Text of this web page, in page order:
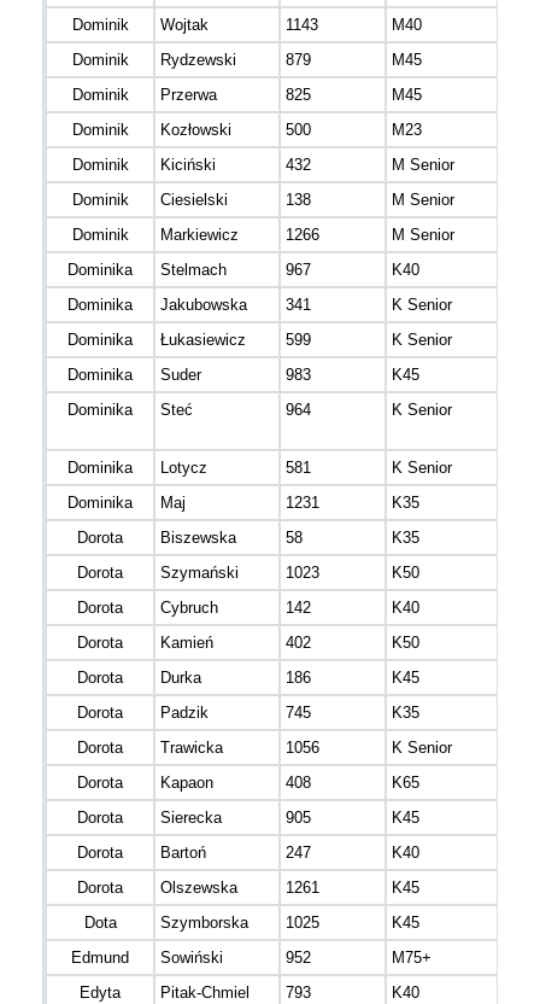
Dominik
Wojtak 1143 M40
Dominik
Rydzewski 879 M45
Dominik
Przerwa 825 M45
Dominik
Kozłowski 500 M23
Dominik
Kiciński 432 M Senior
Dominik
Ciesielski 138 M Senior
Dominik
Markiewicz 1266 M Senior
Dominika
Stelmach 967 K40
Dominika
Jakubowska 341 K Senior
Dominika
Łukasiewicz 599 K Senior
Dominika
Suder 983 K45
Dominika
Steć 964 K Senior
Dominika
Lotycz 581 K Senior
Dominika
Maj 1231 K35
Dorota
Biszewska 58
K35
Dorota
Szymański 1023 K50
Dorota
Cybruch 142 K40
Dorota
Kamień 402 K50
Dorota
Durka 186
K45
Dorota
Padzik 745
K35
Dorota
Trawicka 1056 K Senior
Dorota
Kapaon 408 K65
Dorota
Sierecka 905 K45
Dorota
Bartoń 247 K40
Dorota
Olszewska 1261 K45
Dota
Szymborska 1025 K45
Edmund
Sowiński 952 M75+
Edyta
Pitak-Chmiel 793
K40